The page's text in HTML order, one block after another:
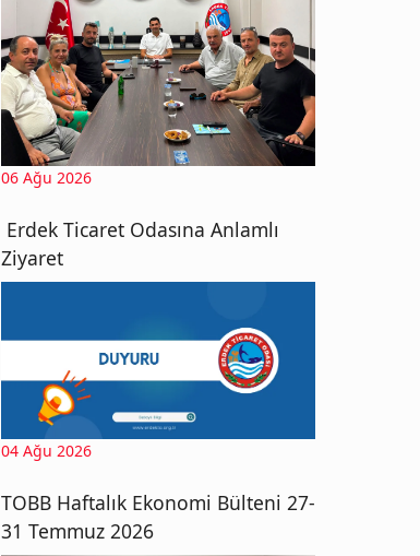
06 Ağu 2026
Erdek Ticaret Odasına Anlamlı
Ziyaret
04 Ağu 2026
TOBB Haftalık Ekonomi Bülteni 27-
31 Temmuz 2026